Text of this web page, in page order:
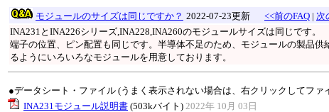
モジュールのサイズは同じですか？ 2022-07-23更新 <<前のFAQ | 次
INA231とINA226シリーズ,INA228,INA260のモジュールサイズは同じです。
端子の位置、ピン配置も同じです。半導体不足のため、モジュールの製品
るようにいろいろなモジュールを用意しております。
●データシート・ファイル (うまく表示されない場合は、右クリックしてフ
INA231モジュール説明書 (503kバイト) 2022年 10月 03日